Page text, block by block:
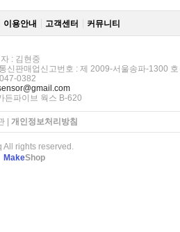
이용안내 고객센터 커뮤니티
: 김현중
신판매업신고번호 : 제 2009-서울송파-1300 호
0382
든파이브 웍스 B-620
| 개인정보처리방침
rights reserved.
MakeShop